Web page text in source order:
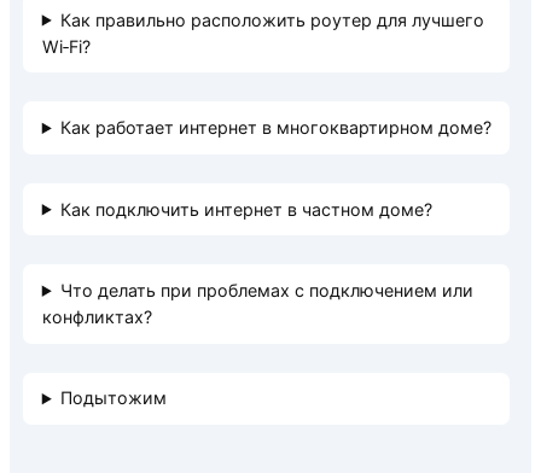
Как правильно расположить роутер для лучшего
Wi‑Fi?
Как работает интернет в многоквартирном доме?
Как подключить интернет в частном доме?
Что делать при проблемах с подключением или
конфликтах?
Подытожим